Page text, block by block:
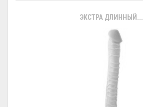
ЭКСТРА ДЛИННЫЙ...